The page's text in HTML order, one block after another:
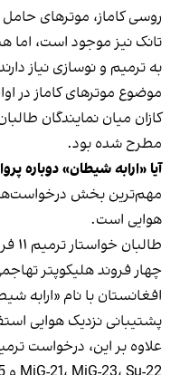
روسی کاماز، موترهای
تانک نیز موجود است، اما
به ترمیم و نوسازی نیاز
موضوع موترهای کاماز در
کازان میان نمایندگان
مطرح شده بود.
آیا «ارابه شیطان» دوباره
مهم‌ترین بخش
هوایی است.
افغانستان با نام «ارابه
پشتیبانی نزدیک هوایی